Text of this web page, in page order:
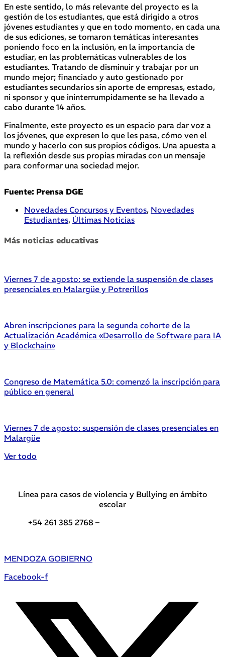
En este sentido, lo más relevante del proyecto es la
gestión de los estudiantes, que está dirigido a otros
jóvenes estudiantes y que en todo momento, en cada una
de sus ediciones, se tomaron temáticas interesantes
poniendo foco en la inclusión, en la importancia de
estudiar, en las problemáticas vulnerables de los
estudiantes. Tratando de disminuir y trabajar por un
mundo mejor; financiado y auto gestionado por
estudiantes secundarios sin aporte de empresas, estado,
ni sponsor y que ininterrumpidamente se ha llevado a
cabo durante 14 años.
Finalmente, este proyecto es un espacio para dar voz a
los jóvenes, que expresen lo que les pasa, cómo ven el
mundo y hacerlo con sus propios códigos. Una apuesta a
la reflexión desde sus propias miradas con un mensaje
para conformar una sociedad mejor.
Fuente: Prensa DGE
Novedades Concursos y Eventos, Novedades
Estudiantes, Últimas Noticias
Más noticias educativas
Viernes 7 de agosto: se extiende la suspensión de clases
presenciales en Malargüe y Potrerillos
Abren inscripciones para la segunda cohorte de la
Actualización Académica «Desarrollo de Software para IA
y Blockchain»
Congreso de Matemática 5.0: comenzó la inscripción para
público en general
Viernes 7 de agosto: suspensión de clases presenciales en
Malargüe
Ver todo
Línea para casos de violencia y Bullying en ámbito
escolar
+54 261 385 2768 –
MENDOZA GOBIERNO
Facebook-f